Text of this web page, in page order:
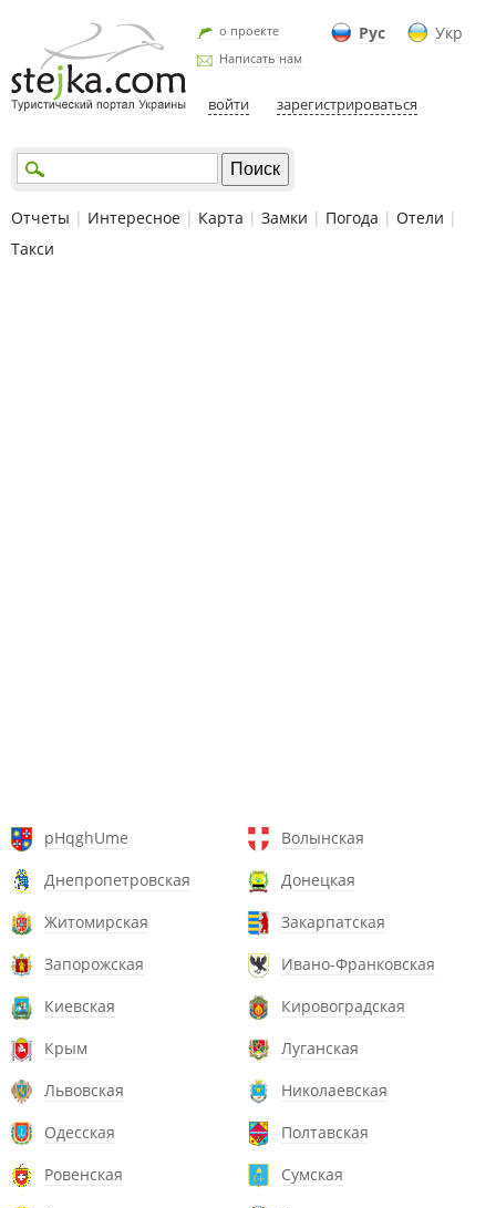
Рус Укр
о проекте
Написать нам
войти зарегистрироваться
Отчеты | Интересное | Карта | Замки | Погода | Отели |
Такси
pHqghUme
Волынская
Днепропетровская
Донецкая
Житомирская
Закарпатская
Запорожская
Ивано-Франковская
Киевская
Кировоградская
Крым
Луганская
Львовская
Николаевская
Одесская
Полтавская
Ровенская
Сумская